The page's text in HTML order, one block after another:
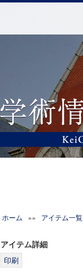
ホーム »» アイテム一覧
アイテム詳細